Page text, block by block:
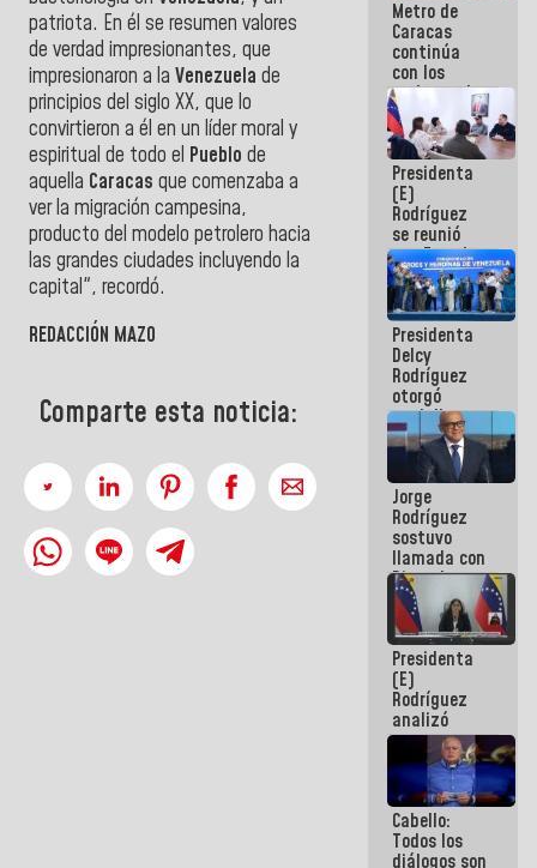
patriota. En él se resumen valores
de verdad impresionantes, que
impresionaron a la Venezuela de
principios del siglo XX, que lo
convirtieron a él en un líder moral y
espiritual de todo el Pueblo de
aquella Caracas que comenzaba a
ver la migración campesina,
producto del modelo petrolero hacia
las grandes ciudades incluyendo la
capital", recordó.
REDACCIÓN MAZO
Comparte esta noticia:
Metro de
Caracas
continúa
con los
trabajos de
mantenimiento
e inspección
en la Línea 2
Presidenta
(E)
Rodríguez
se reunió
con Estado
Mayor
Eléctrico
para
abordar
planes de
acción
Presidenta
Delcy
Rodríguez
otorgó
medalla
"Héroe de
Venezuela"
a servidores
públicos
Jorge
Rodríguez
sostuvo
llamada con
Dinorah
Figuera y
acuerdan
primer
encuentro
presencial
para el
diálogo
Presidenta
(E)
Rodríguez
analizó
junto a
gobernadores
planes de
recuperación
del Sistema
Eléctrico
Cabello:
Todos los
diálogos son